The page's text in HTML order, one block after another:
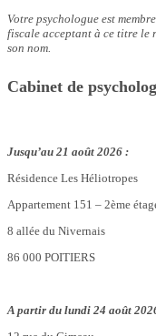
Votre psychologue est
fiscale acceptant à ce titre le
son nom.
Cabinet de
Jusqu’au 21 août 2026 :
Résidence Les Héliotropes
Appartement 151 – 2ème
8 allée du Nivernais
86 000 POITIERS
A partir du lundi 24 août